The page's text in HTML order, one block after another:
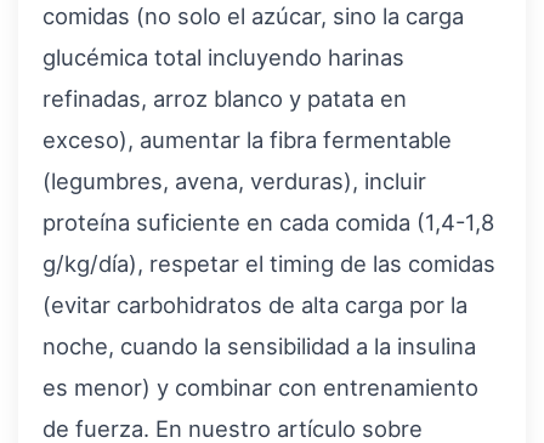
comidas (no solo el azúcar, sino la carga
glucémica total incluyendo harinas
refinadas, arroz blanco y patata en
exceso), aumentar la fibra fermentable
(legumbres, avena, verduras), incluir
proteína suficiente en cada comida (1,4-1,8
g/kg/día), respetar el timing de las comidas
(evitar carbohidratos de alta carga por la
noche, cuando la sensibilidad a la insulina
es menor) y combinar con entrenamiento
de fuerza. En nuestro artículo sobre